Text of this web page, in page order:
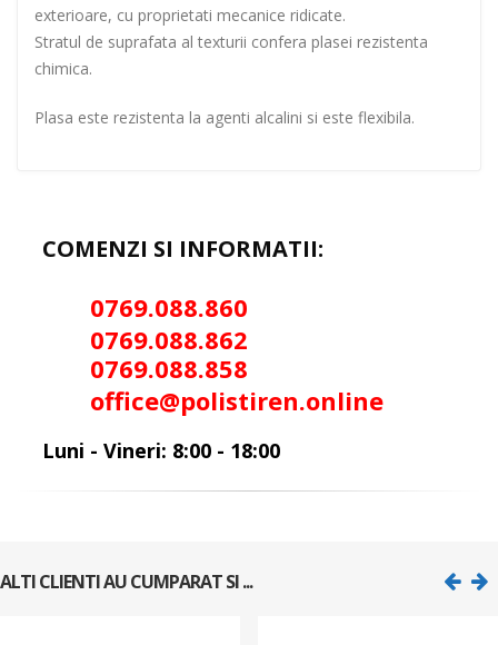
exterioare, cu proprietati mecanice ridicate.
Stratul de suprafata al texturii confera plasei rezistenta
chimica.
Plasa este rezistenta la agenti alcalini si este flexibila.
COMENZI SI INFORMATII:
0769.088.860
0769.088.862
0769.088.858
office@polistiren.online
Luni - Vineri: 8:00 - 18:00
ALTI CLIENTI AU CUMPARAT SI ...